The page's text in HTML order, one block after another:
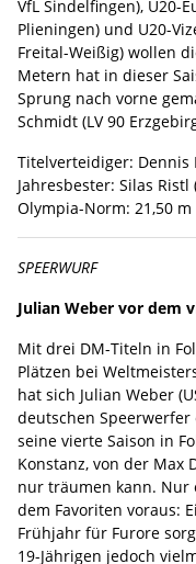
VfL Sindelfingen), U20-
Plieningen) und U20-
Freital-Weißig) wollen
Metern hat in dieser
Sprung nach vorne
Schmidt (LV 90
Titelverteidiger: Dennis
Jahresbester: Silas Ristl
Olympia-Norm: 21,50 m
SPEERWURF
Julian Weber vor dem
Mit drei DM-Titeln in
Plätzen bei
hat sich Julian Weber
deutschen Speerwerfer
seine vierte Saison in
Konstanz, von der Max
nur träumen kann. Nur
dem Favoriten voraus:
Frühjahr für Furore
19-Jährigen jedoch